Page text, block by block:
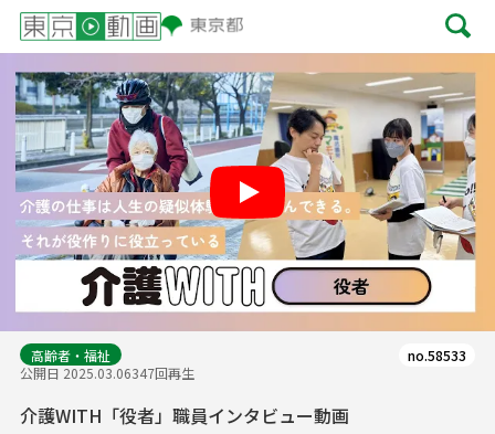
Play
高齢者・福祉
公開日 2025.03.06347回再生
no.58533
介護WITH「役者」職員インタビュー動画